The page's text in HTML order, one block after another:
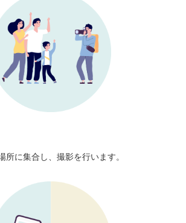
所に集合し、撮影を行います。